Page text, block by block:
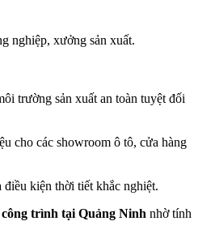
nghiệp, xưởng sản xuất.
trường sản xuất an toàn tuyệt đối
cho các showroom ô tô, cửa hàng
kiện thời tiết khắc nghiệt.
trình tại Quảng Ninh nhờ tính